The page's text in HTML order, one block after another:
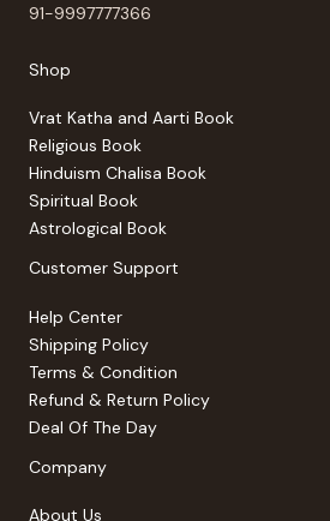
91-9997777366
Shop
Vrat Katha and Aarti Book
Religious Book
Hinduism Chalisa Book
Spiritual Book
Astrological Book
Customer Support
Help Center
Shipping Policy
Terms & Condition
Refund & Return Policy
Deal Of The Day
Company
About Us